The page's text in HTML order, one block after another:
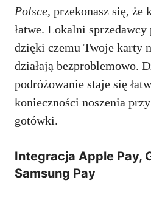
Polsce, przekonasz się, że
łatwe. Lokalni
dzięki czemu Twoje karty
działają bezproblemowo.
podróżowanie staje się
konieczności noszenia
gotówki.
Integracja Apple Pay,
Samsung Pay